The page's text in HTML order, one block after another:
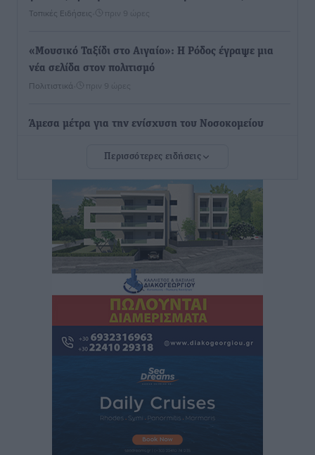
Τοπικές Ειδήσεις πριν 9 ώρες
«Μουσικό Ταξίδι στο Αιγαίο»: Η Ρόδος έγραψε μια
νέα σελίδα στον πολιτισμό
Πολιτιστικά πριν 9 ώρες
Άμεσα μέτρα για την ενίσχυση του Νοσοκομείου
ανακοίνωσε ο Άδωνις Γεωργιάδης
Iατρικός Σύλλογος Ροδου προς Α. Γεωργιάδη:
Στρατηγικές Προτάσεις για την Ενίσχυση της
Δημόσιας Υγείας στη Νησιωτική Ελλάδα και στα
Νοσοκομεία της Γ΄ Ζώνης
πριν 10 ώρες
Πάνθηρες: Ξεκίνησαν αισιόδοξοι για την παρθενική
“πτήση” τους
πριν 10 ώρες
Περισσότερες ειδήσεις